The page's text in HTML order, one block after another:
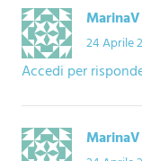
MarinaV
24 Aprile
Accedi per
MarinaV